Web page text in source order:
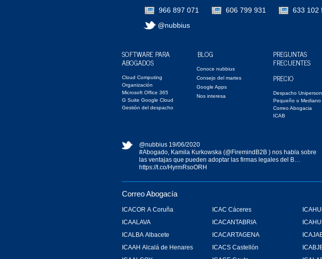
966 897 071
606 799 931
633 102
@nubbius
SOFTWARE PARA
ABOGADOS
Cloud Computing
Organización
Microsoft Office 365
G Suite Google Cloud
Gestión del despacho
BLOG
Conoce nubbius
Consejo del martes
Google Apps
Nos interesa
PREGUNTAS
FRECUENTES
PRECIO
Despacho
Pequeño o Mediano
Correo Abogacia
ICAB
@nubbius 19/06/2020
#Abogado, Kamila Kurkowska (@FiremindB2B ) nos habla sobre
las ventajas que pueden adoptar las firmas legales del B…
https://t.co/HyrmRsoORH
Correo Abogacía
ICACOR A Coruña
ICAALAVA
ICALBA Albacete
ICAAH Alcalá de Henares
ICAC Cáceres
ICACANTABRIA
ICACARTAGENA
ICACS Castellón